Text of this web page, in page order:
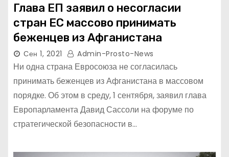
Глава ЕП заявил о несогласии
стран ЕС массово принимать
беженцев из Афганистана
Сен 1, 2021 Admin-Prosto-News
Ни одна страна Евросоюза не согласилась
принимать беженцев из Афганистана в массовом
порядке. Об этом в среду, 1 сентября, заявил глава
Европарламента Давид Сассоли на форуме по
стратегической безопасности в…